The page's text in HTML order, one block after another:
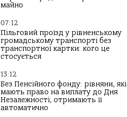
майно
07:12
Пільговий проїзд у рівненському
громадському транспорті без
транспортної картки: кого це
стосується
13:12
Без Пенсійного фонду: рівняни, які
мають право на виплату до Дня
Незалежності, отримають її
автоматично